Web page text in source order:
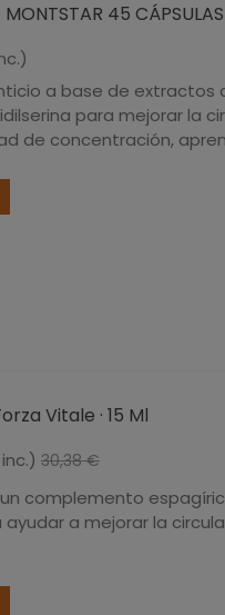
45 CÁPSULAS
a base de extractos
para mejorar la
de concentración,
Vitale · 15 Ml
30,38 €
un complemento
a mejorar la